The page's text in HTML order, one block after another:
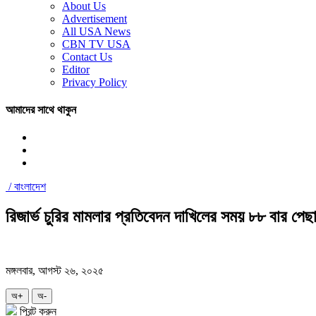
About Us
Advertisement
All USA News
CBN TV USA
Contact Us
Editor
Privacy Policy
আমাদের সাথে থাকুন
/বাংলাদেশ
রিজার্ভ চুরির মামলার প্রতিবেদন দাখিলের সময় ৮৮ বার
মঙ্গলবার, আগস্ট ২৬, ২০২৫
অ+ অ-
প্রিন্ট করুন